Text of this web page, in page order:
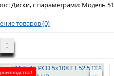
Диски, с параметрами: Модель
товаров (0)